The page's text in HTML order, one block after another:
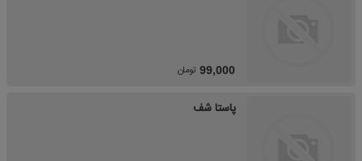
99,000 تومان
پاستا شف